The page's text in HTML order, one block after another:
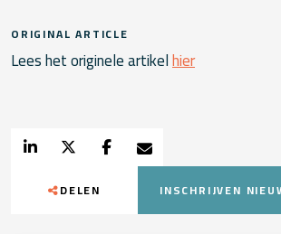
ORIGINAL ARTICLE
Lees het originele artikelhier
DELEN INSCHRIJVEN